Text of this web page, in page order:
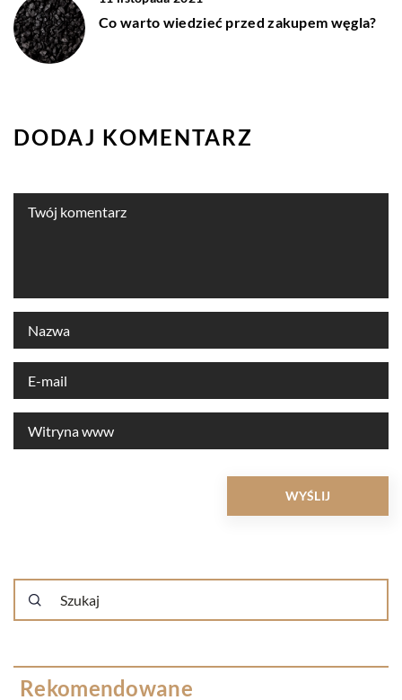
Co warto wiedzieć przed zakupem węgla?
DODAJ KOMENTARZ
Rekomendowane